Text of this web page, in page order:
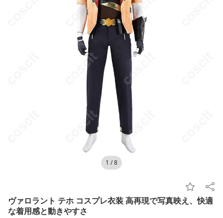
1 /8
ヴァロラント テホ コスプレ衣装 高再現で写真映え、快適
な着用感と動きやすさ